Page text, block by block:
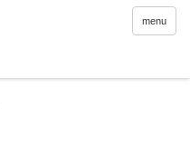
menu